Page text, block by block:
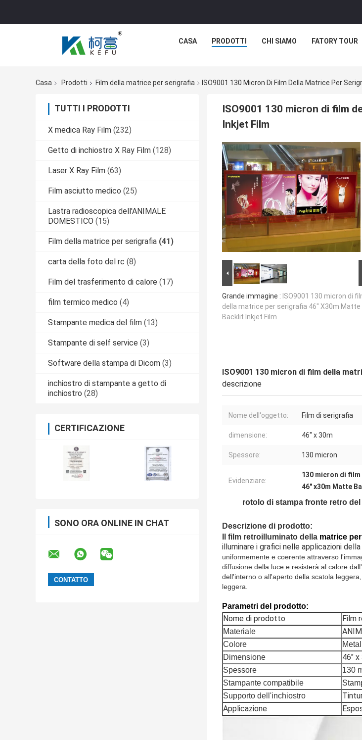
CASA PRODOTTI CHI SIAMO FATORY TOUR
Casa Prodotti Film della matrice per serigrafia ISO9001 130 Micron Di Film Della Matrice Per
TUTTI I PRODOTTI
X medica Ray Film (232)
Getto di inchiostro X Ray Film (128)
Laser X Ray Film (63)
Film asciutto medico (25)
Lastra radioscopica dell'ANIMALE
DOMESTICO (15)
Film della matrice per serigrafia (41)
carta della foto del rc (8)
Film del trasferimento di calore (17)
film termico medico (4)
Stampante medica del film (13)
Stampante di self service (3)
Software della stampa di Dicom (3)
inchiostro di stampante a getto di
inchiostro (28)
CERTIFICAZIONE
SONO ORA ONLINE IN CHAT
ISO9001 130 micron di film
Inkjet Film
Grande immagine : ISO9001 130 micron di
della matrice per serigrafia 46" X30m Matte
Backlit Inkjet Film
ISO9001 130 micron di film della
descrizione
Nome dell'oggetto: Film di serigrafia
dimensione: 46" x 30m
Spessore: 130 micron
Evidenziare:
130 micron di
46" x30m Matte
rotolo di stampa fronte retro
Descrizione di prodotto:
Il film retroilluminato della matrice
illuminare i grafici nelle applicazioni
uniformemente e coerente attraverso
diffusione della luce e resisterà al calore
dell'interno o all'aperto della scatola
leggera.
Parametri del prodotto:
Nome di prodotto Film
Materiale
Colore
Dimensione
46" x
Spessore
130
Stampante compatibile
Supporto dell'inchiostro
Applicazione